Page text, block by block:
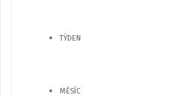
TÝDEN
MĚSÍC